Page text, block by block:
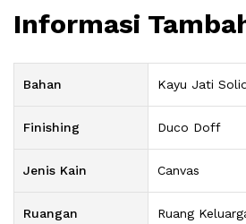
Informasi
Bahan Kayu Jati
Finishing Duco Doff
Jenis Kain Canvas
Ruangan Ruang